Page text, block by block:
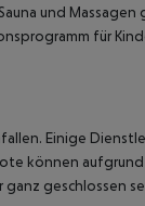
und
für
Einige
können aufgrund
geschlossen